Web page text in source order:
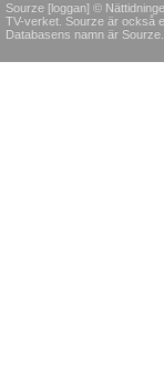
Sourze [loggan] ©
TV-verket. Sourze är också
Databasens namn är